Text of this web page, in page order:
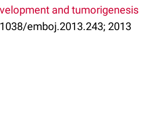
and tumorigenesis
emboj.2013.243; 2013